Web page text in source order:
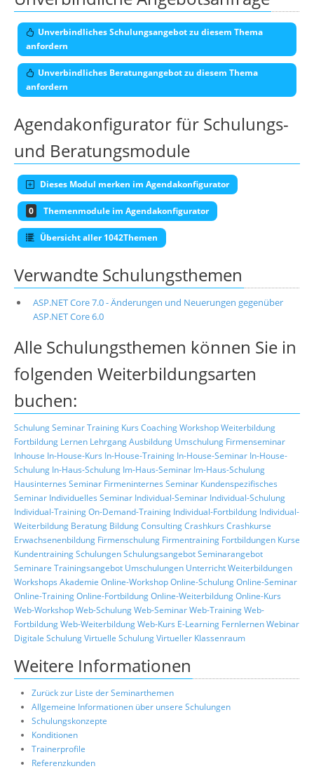
Unverbindliches Schulungsangebot zu diesem Thema
anfordern
Unverbindliches Beratungangebot zu diesem Thema
anfordern
Agendakonfigurator für Schulungs-
und Beratungsmodule
Dieses Modul merken im Agendakonfigurator
0 Themenmodule im Agendakonfigurator
Übersicht aller 1042Themen
Verwandte Schulungsthemen
ASP.NET Core 7.0 - Änderungen und Neuerungen gegenüber
ASP.NET Core 6.0
Alle Schulungsthemen können Sie in
folgenden Weiterbildungsarten
buchen:
SchulungSeminarTraining Kurs CoachingWorkshopWeiterbildung
Fortbildung Lernen LehrgangAusbildung Umschulung Firmenseminar
Inhouse In-House-Kurs In-House-Training In-House-Seminar In-House-
Schulung In-Haus-Schulung Im-Haus-Seminar Im-Haus-Schulung
Hausinternes Seminar Firmeninternes Seminar Kundenspezifisches
Seminar Individuelles Seminar Individual-Seminar Individual-Schulung
Individual-TrainingOn-Demand-Training Individual-Fortbildung Individual-
Weiterbildung Beratung BildungConsultingCrashkurs Crashkurse
Erwachsenenbildung Firmenschulung Firmentraining Fortbildungen Kurse
KundentrainingSchulungenSchulungsangebotSeminarangebot
Seminare Trainingsangebot Umschulungen UnterrichtWeiterbildungen
Workshops Akademie Online-WorkshopOnline-SchulungOnline-Seminar
Online-TrainingOnline-FortbildungOnline-WeiterbildungOnline-Kurs
Web-WorkshopWeb-SchulungWeb-SeminarWeb-TrainingWeb-
FortbildungWeb-WeiterbildungWeb-Kurs E-Learning FernlernenWebinar
Digitale SchulungVirtuelle SchulungVirtueller Klassenraum
Weitere Informationen
Zurück zur Liste der Seminarthemen
Allgemeine Informationen über unsere Schulungen
Schulungskonzepte
Konditionen
Trainerprofile
Referenzkunden